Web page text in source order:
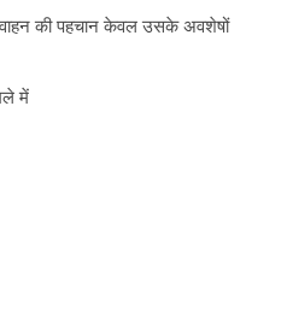
वाहन की पहचान केवल उसके अवशेषों
में